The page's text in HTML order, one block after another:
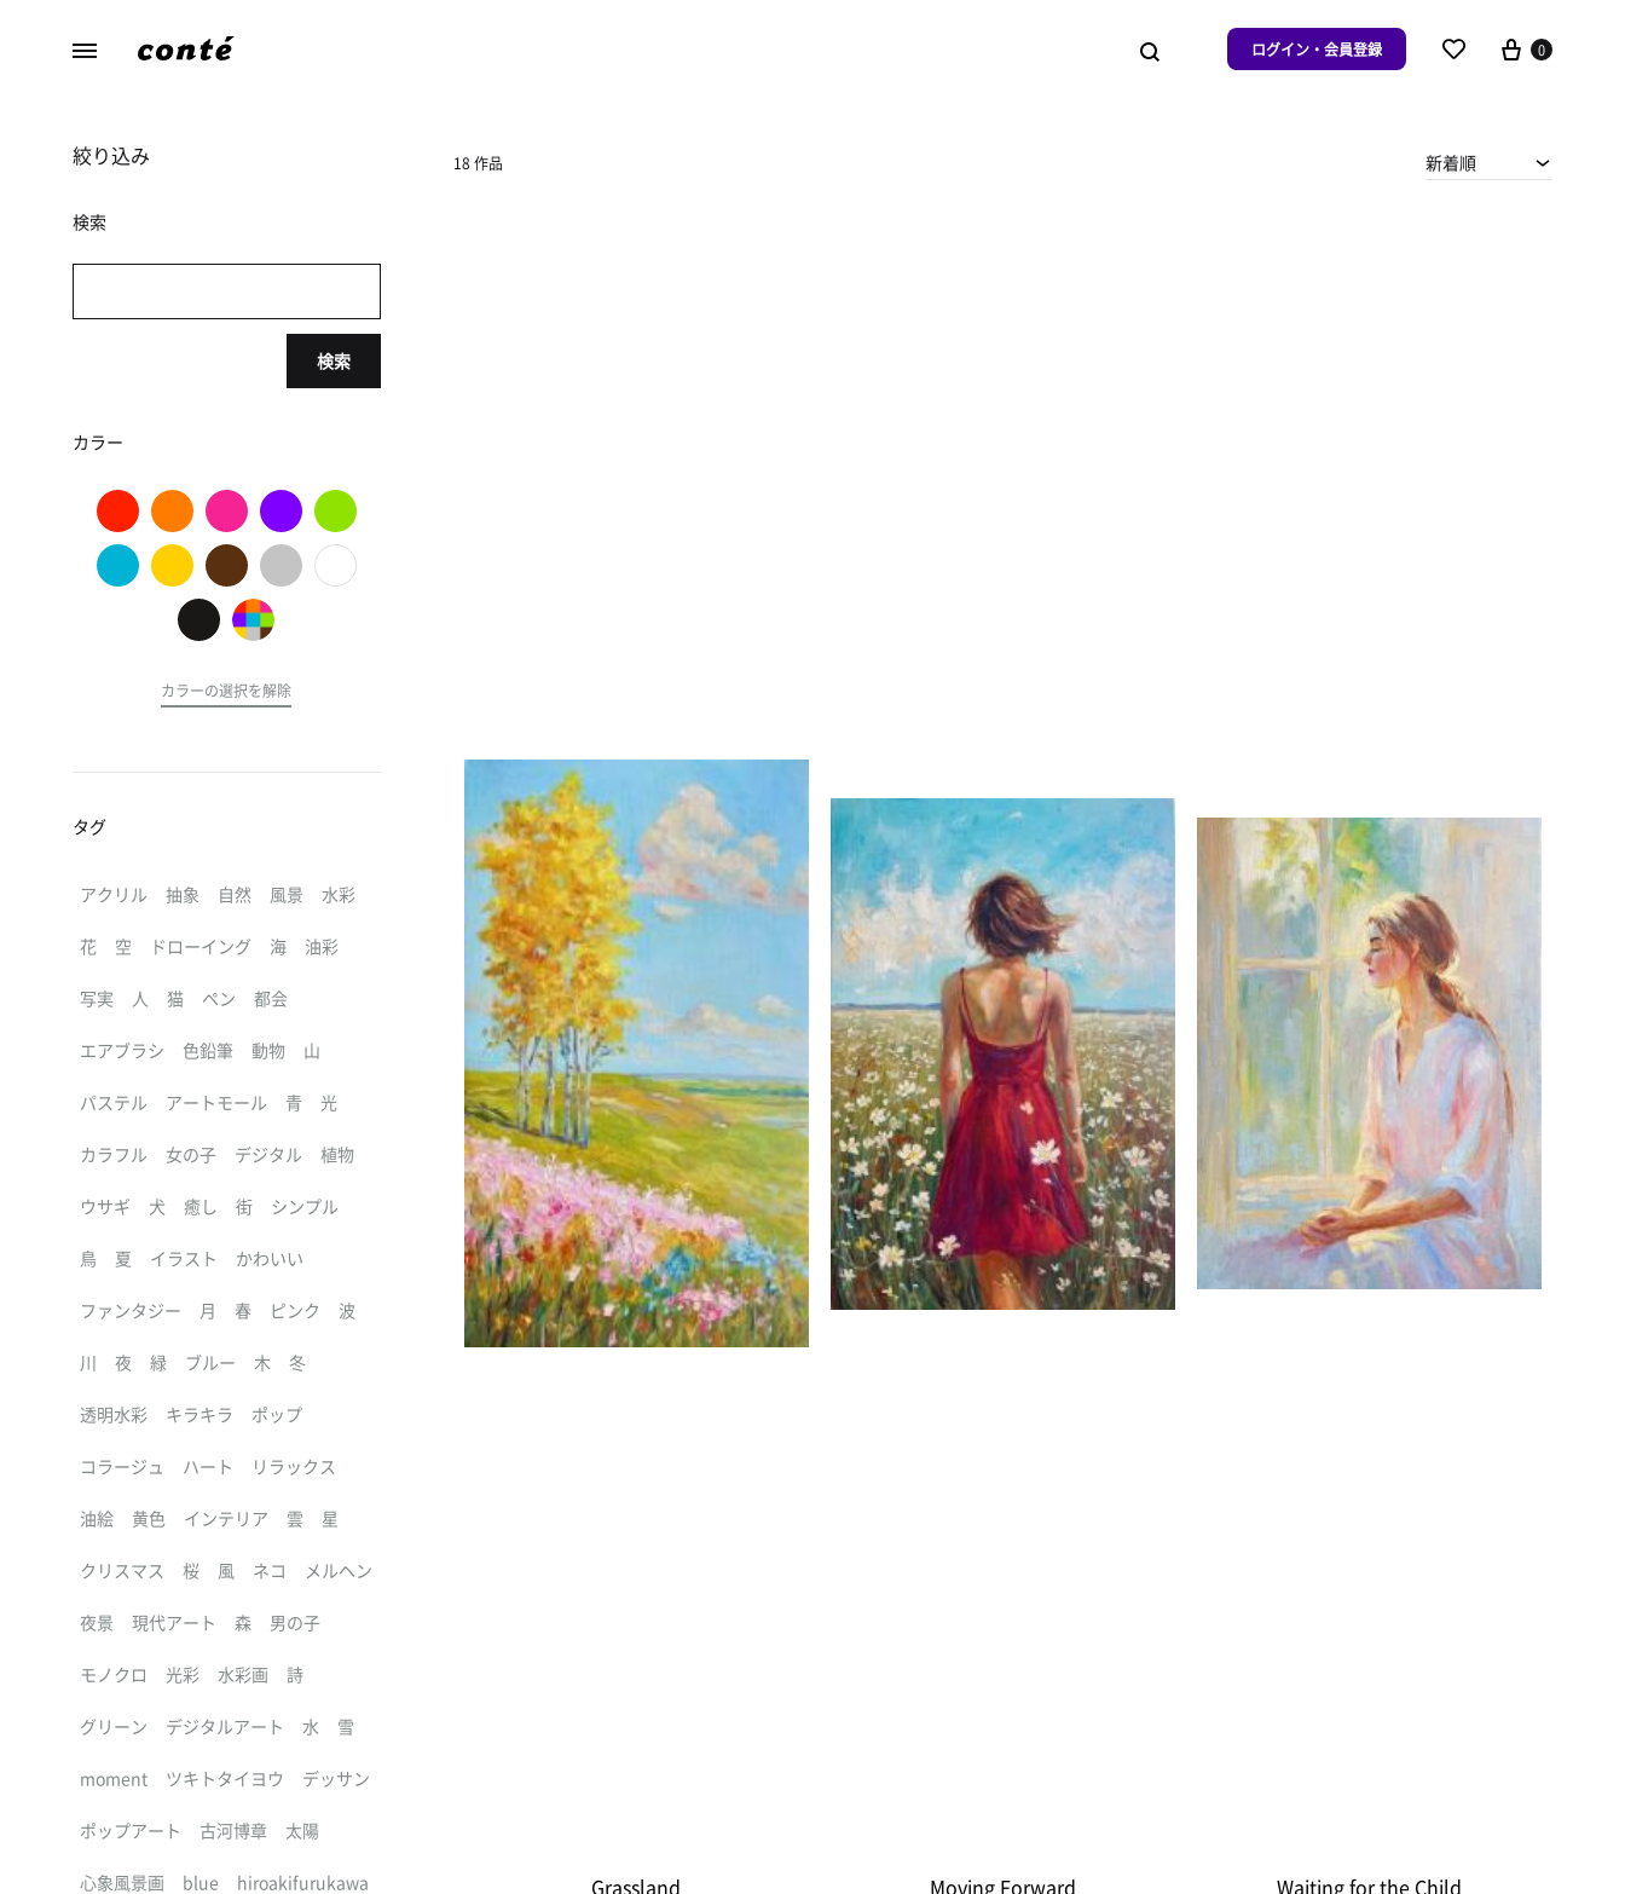
ら
た
の
ログイン・会員登録 0
18 作品 新着順
Grassland Moving Forward Waiting for the Child
絞り込み
検索
検索
カラー
カラーの選択を解除
タグ
アクリル 抽象 自然 風景 水彩
花 空 ドローイング 海 油彩
写実 人 猫 ペン 都会
エアブラシ 色鉛筆 動物 山
パステル アートモール 青 光
カラフル 女の子 デジタル 植物
ウサギ 犬 癒し 街 シンプル
鳥 夏 イラスト かわいい
ファンタジー 月 春 ピンク 波
川 夜 緑 ブルー 木 冬
透明水彩 キラキラ ポップ
コラージュ ハート リラックス
油絵 黄色 インテリア 雲 星
クリスマス 桜 風 ネコ メルヘン
夜景 現代アート 森 男の子
モノクロ 光彩 水彩画 詩
グリーン デジタルアート 水 雪
moment ツキトタイヨウ デッサン
ポップアート 古河博章 太陽
心象風景画 blue hiroakifurukawa